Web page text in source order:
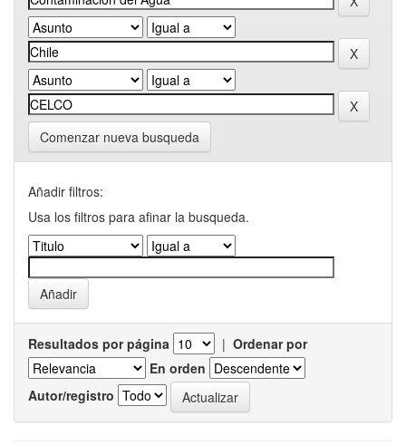
Comenzar nueva busqueda
Añadir filtros:
Usa los filtros para afinar la busqueda.
Resultados por página | Ordenar por
En orden
Autor/registro